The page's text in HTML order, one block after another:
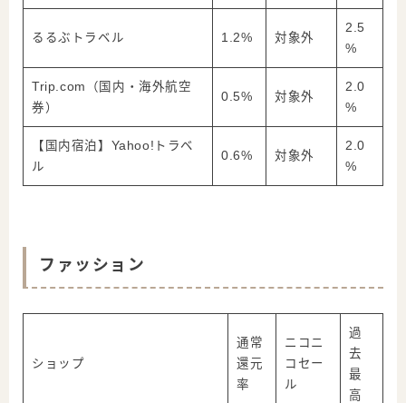
るるぶトラベル 1.2% 対象外
2.5
%
Trip.com（国内・海外航空
券）
0.5% 対象外
2.0
%
【国内宿泊】Yahoo!トラベ
ル
0.6% 対象外
2.0
%
ファッション
ショップ
通常
還元
率
ニコニ
コセー
ル
過
去
最
高